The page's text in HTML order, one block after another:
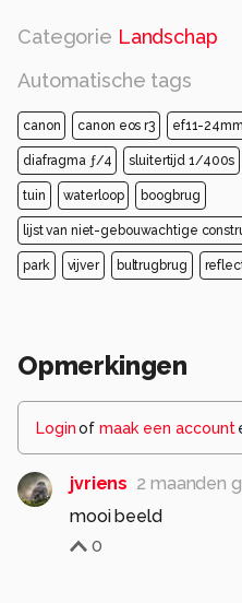
Categorie Landschap
Automatische tags
canon canon eos r3 ef11-
diafragma ƒ/4 sluitertijd 1/400s
tuin waterloop boogbrug
lijst van niet-gebouwachtige
park vijver bultrugbrug
Opmerkingen
Loginof maak een account
jvriens 2 maanden
mooi beeld
0